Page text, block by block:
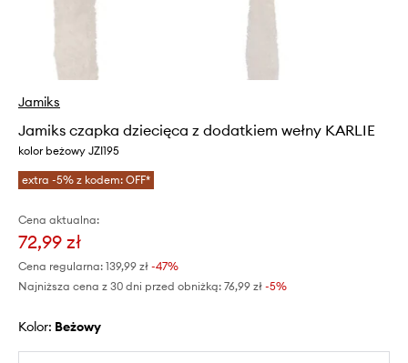
Jamiks
Jamiks czapka dziecięca z dodatkiem wełny KARLIE
kolor beżowy JZI195
extra -5% z kodem: OFF*
Cena aktualna:
72,99 zł
Cena regularna: 139,99 zł -47%
Najniższa cena z 30 dni przed obniżką: 76,99 zł -5%
Kolor: beżowy